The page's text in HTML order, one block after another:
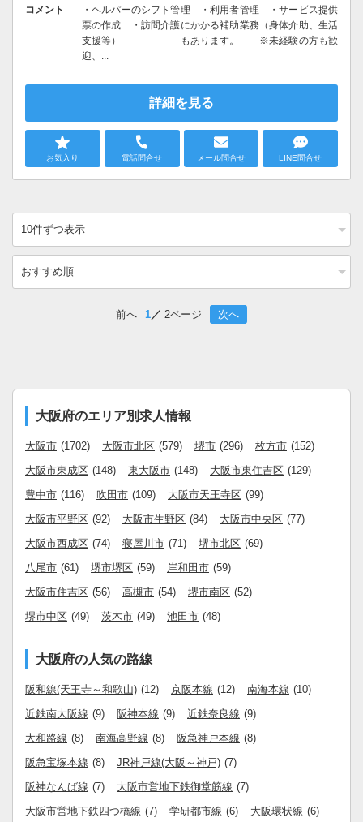
コメント
・ヘルパーのシフト管理 ・利用者管理 ・サービス提供
票の作成 ・訪問介護にかかる補助業務（身体介助、生活
支援等） もあります。 ※未経験の方も歓
迎、...
詳細を見る
お気入り 電話問合せ メール問合せ LINE問合せ
前へ 1 2ページ 次へ
大阪府のエリア別求人情報
大阪市 (1702) 大阪市北区 (579) 堺市 (296) 枚方市 (152)
大阪市東成区 (148) 東大阪市 (148) 大阪市東住吉区 (129)
豊中市 (116) 吹田市 (109) 大阪市天王寺区 (99)
大阪市平野区 (92) 大阪市生野区 (84) 大阪市中央区 (77)
大阪市西成区 (74) 寝屋川市 (71) 堺市北区 (69)
八尾市 (61) 堺市堺区 (59) 岸和田市 (59)
大阪市住吉区 (56) 高槻市 (54) 堺市南区 (52)
堺市中区 (49) 茨木市 (49) 池田市 (48)
大阪府の人気の路線
阪和線(天王寺～和歌山) (12) 京阪本線 (12) 南海本線 (10)
近鉄南大阪線 (9) 阪神本線 (9) 近鉄奈良線 (9)
大和路線 (8) 南海高野線 (8) 阪急神戸本線 (8)
阪急宝塚本線 (8) JR神戸線(大阪～神戸) (7)
阪神なんば線 (7) 大阪市営地下鉄御堂筋線 (7)
大阪市営地下鉄四つ橋線 (7) 学研都市線 (6) 大阪環状線 (6)